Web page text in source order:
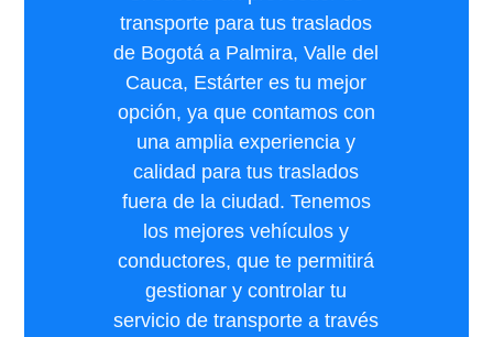
transporte para tus traslados
de Bogotá a Palmira, Valle del
Cauca, Estárter es tu mejor
opción, ya que contamos con
una amplia experiencia y
calidad para tus traslados
fuera de la ciudad. Tenemos
los mejores vehículos y
conductores, que te permitirá
gestionar y controlar tu
servicio de transporte a través